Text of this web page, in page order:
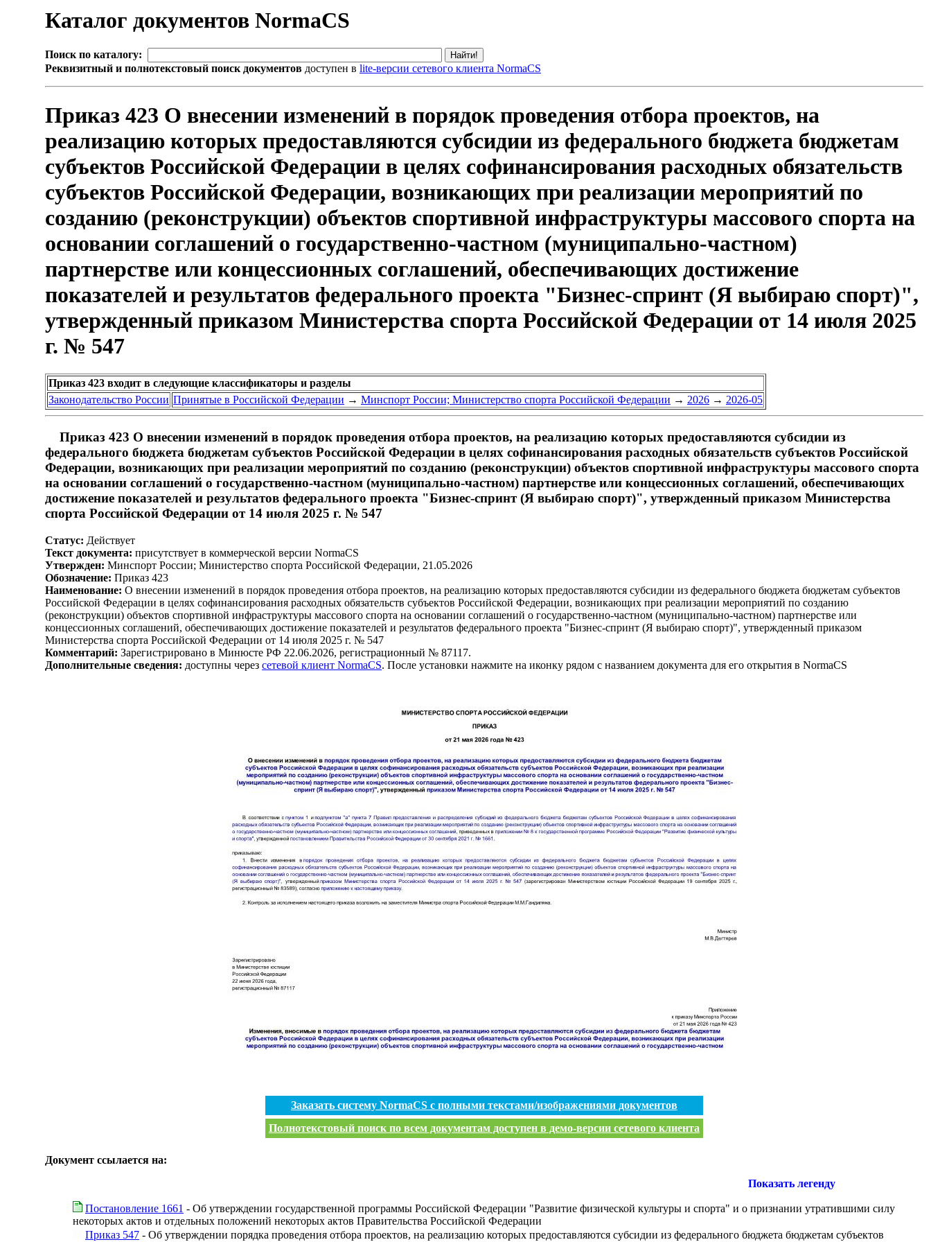
Каталог документов NormaCS
Поиск по каталогу:
Реквизитный и полнотекстовый поиск документов доступен в lite-версии сетевого клиента NormaCS
Приказ 423 О внесении изменений в порядок проведения отбора проектов, на
реализацию которых предоставляются субсидии из федерального бюджета бюджетам
субъектов Российской Федерации в целях софинансирования расходных обязательств
субъектов Российской Федерации, возникающих при реализации мероприятий по
созданию (реконструкции) объектов спортивной инфраструктуры массового спорта на
основании соглашений о государственно-частном (муниципально-частном)
партнерстве или концессионных соглашений, обеспечивающих достижение
показателей и результатов федерального проекта "Бизнес-спринт (Я выбираю спорт)",
утвержденный приказом Министерства спорта Российской Федерации от 14 июля 2025
г. № 547
Приказ 423 входит в следующие классификаторы и разделы
Законодательство России Принятые в Российской Федерации → Минспорт России; Министерство спорта Российской Федерации → 2026 → 2026-05
Приказ 423 О внесении изменений в порядок проведения отбора проектов, на реализацию которых предоставляются субсидии из
федерального бюджета бюджетам субъектов Российской Федерации в целях софинансирования расходных обязательств субъектов Российской
Федерации, возникающих при реализации мероприятий по созданию (реконструкции) объектов спортивной инфраструктуры массового спорта
на основании соглашений о государственно-частном (муниципально-частном) партнерстве или концессионных соглашений, обеспечивающих
достижение показателей и результатов федерального проекта "Бизнес-спринт (Я выбираю спорт)", утвержденный приказом Министерства
спорта Российской Федерации от 14 июля 2025 г. № 547
Статус: Действует
Текст документа: присутствует в коммерческой версии NormaCS
Утвержден: Минспорт России; Министерство спорта Российской Федерации, 21.05.2026
Обозначение: Приказ 423
Наименование: О внесении изменений в порядок проведения отбора проектов, на реализацию которых предоставляются субсидии из федерального бюджета бюджетам субъектов
Российской Федерации в целях софинансирования расходных обязательств субъектов Российской Федерации, возникающих при реализации мероприятий по созданию
(реконструкции) объектов спортивной инфраструктуры массового спорта на основании соглашений о государственно-частном (муниципально-частном) партнерстве или
концессионных соглашений, обеспечивающих достижение показателей и результатов федерального проекта "Бизнес-спринт (Я выбираю спорт)", утвержденный приказом
Министерства спорта Российской Федерации от 14 июля 2025 г. № 547
Комментарий: Зарегистрировано в Минюсте РФ 22.06.2026, регистрационный № 87117.
Дополнительные сведения: доступны через сетевой клиент NormaCS. После установки нажмите на иконку рядом с названием документа для его открытия в NormaCS
Заказать систему NormaCS с полными текстами/изображениями документов
Полнотекстовый поиск по всем документам доступен в демо-версии сетевого клиента
Документ ссылается на:
Показать легенду
Постановление 1661 - Об утверждении государственной программы Российской Федерации "Развитие физической культуры и спорта" и о признании утратившими силу
некоторых актов и отдельных положений некоторых актов Правительства Российской Федерации
Приказ 547 - Об утверждении порядка проведения отбора проектов, на реализацию которых предоставляются субсидии из федерального бюджета бюджетам субъектов